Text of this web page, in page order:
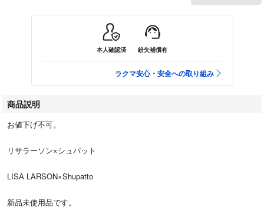
本人確認済 紛失補償有
ラクマ安心・安全への取り組み
商品説明
お値下げ不可。
リサラーソン×シュパット
LISA LARSON×Shupatto
新品未使用品です。